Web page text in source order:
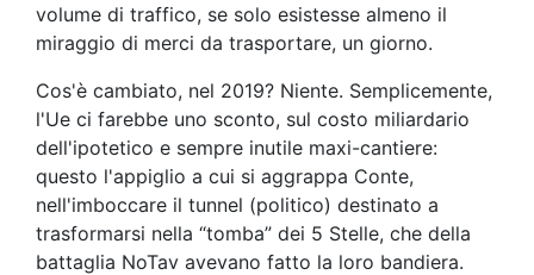
volume di traffico, se solo esistesse almeno il
miraggio di merci da trasportare, un giorno.
Cos'è cambiato, nel 2019? Niente. Semplicemente,
l'Ue ci farebbe uno sconto, sul costo miliardario
dell'ipotetico e sempre inutile maxi-cantiere:
questo l'appiglio a cui si aggrappa Conte,
nell'imboccare il tunnel (politico) destinato a
trasformarsi nella “tomba” dei 5 Stelle, che della
battaglia NoTav avevano fatto la loro bandiera.